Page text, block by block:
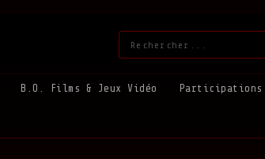
Rechercher
B.O. Films & Jeux Vidéo Participations